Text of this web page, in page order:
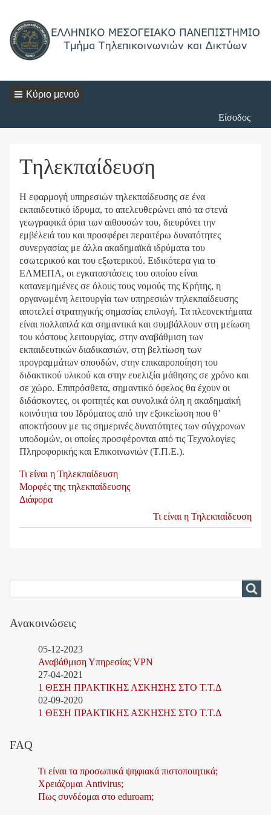
Κύριο μενού
Είσοδος
Τηλεκπαίδευση
Η εφαρμογή υπηρεσιών τηλεκπαίδευσης σε ένα
εκπαιδευτικό ίδρυμα, το απελευθερώνει από τα στενά
γεωγραφικά όρια των αιθουσών του, διευρύνει την
εμβέλειά του και προσφέρει περαιτέρω δυνατότητες
συνεργασίας με άλλα ακαδημαϊκά ιδρύματα του
εσωτερικού και του εξωτερικού. Ειδικότερα για το
ΕΛΜΕΠΑ, οι εγκαταστάσεις του οποίου είναι
κατανεμημένες σε όλους τους νομούς της Κρήτης, η
οργανωμένη λειτουργία των υπηρεσιών τηλεκπαίδευσης
αποτελεί στρατηγικής σημασίας επιλογή. Τα πλεονεκτήματα
είναι πολλαπλά και σημαντικά και συμβάλλουν στη μείωση
του κόστους λειτουργίας, στην αναβάθμιση των
εκπαιδευτικών διαδικασιών, στη βελτίωση των
προγραμμάτων σπουδών, στην επικαιροποίηση του
διδακτικού υλικού και στην ευελιξία μάθησης σε χρόνο και
σε χώρο. Επιπρόσθετα, σημαντικό όφελος θα έχουν οι
διδάσκοντες, οι φοιτητές και συνολικά όλη η ακαδημαϊκή
κοινότητα του Ιδρύματος από την εξοικείωση που θ’
αποκτήσουν με τις σημερινές δυνατότητες των σύγχρονων
υποδομών, οι οποίες προσφέρονται από τις Τεχνολογίες
Πληροφορικής και Επικοινωνιών (Τ.Π.Ε.).
Τι είναι η Τηλεκπαίδευση
Μορφές της τηλεκπαίδευσης
Διάφορα
Τηλεκπαίδευση
Τι είναι η Τηλεκπαίδευση
Ανακοινώσεις
05-12-2023
Αναβάθμιση Υπηρεσίας VPN
27-04-2021
1 ΘΕΣΗ ΠΡΑΚΤΙΚΗΣ ΑΣΚΗΣΗΣ ΣΤΟ Τ.Τ.Δ
02-09-2020
1 ΘΕΣΗ ΠΡΑΚΤΙΚΗΣ ΑΣΚΗΣΗΣ ΣΤΟ Τ.Τ.Δ
FAQ
Τι είναι τα προσωπικά ψηφιακά πιστοποιητικά;
Χρειάζομαι Antivirus;
Πως συνδέομαι στο eduroam;